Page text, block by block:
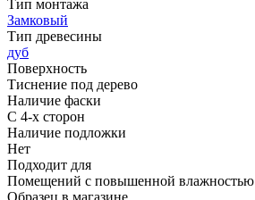
Тип монтажа
Замковый
Тип древесины
дуб
Поверхность
Тиснение под дерево
Наличие фаски
С 4-х сторон
Наличие подложки
Нет
Подходит для
Помещений с повышенной влажностью
Образец в магазине